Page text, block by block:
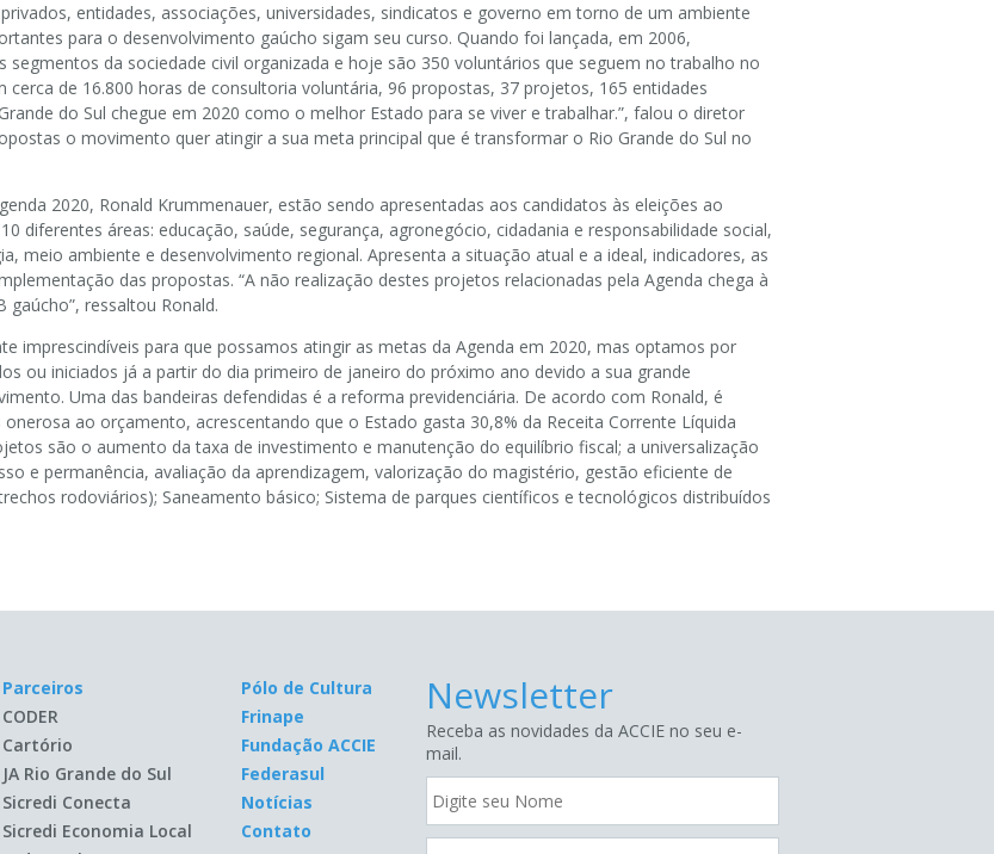
entidades, associações, universidades, sindicatos e governo em torno de um ambiente
para o desenvolvimento gaúcho sigam seu curso. Quando foi lançada, em 2006,
segmentos da sociedade civil organizada e hoje são 350 voluntários que seguem no trabalho no
de 16.800 horas de consultoria voluntária, 96 propostas, 37 projetos, 165 entidades
do Sul chegue em 2020 como o melhor Estado para se viver e trabalhar.”, falou o diretor
o movimento quer atingir a sua meta principal que é transformar o Rio Grande do Sul no
2020, Ronald Krummenauer, estão sendo apresentadas aos candidatos às eleições ao
diferentes áreas: educação, saúde, segurança, agronegócio, cidadania e responsabilidade social,
meio ambiente e desenvolvimento regional. Apresenta a situação atual e a ideal, indicadores, as
das propostas. “A não realização destes projetos relacionadas pela Agenda chega à
gaúcho”, ressaltou Ronald.
imprescindíveis para que possamos atingir as metas da Agenda em 2020, mas optamos por
ou iniciados já a partir do dia primeiro de janeiro do próximo ano devido a sua grande
Uma das bandeiras defendidas é a reforma previdenciária. De acordo com Ronald, é
ao orçamento, acrescentando que o Estado gasta 30,8% da Receita Corrente Líquida
são o aumento da taxa de investimento e manutenção do equilíbrio fiscal; a universalização
e permanência, avaliação da aprendizagem, valorização do magistério, gestão eficiente de
rodoviários); Saneamento básico; Sistema de parques científicos e tecnológicos distribuídos
Parceiros
CODER
Cartório
JA Rio Grande do Sul
Sicredi Conecta
Sicredi Economia Local
Pólo de Cultura
Frinape
Fundação ACCIE
Federasul
Notícias
Contato
Newsletter
Receba as novidades da ACCIE no seu e-
mail.